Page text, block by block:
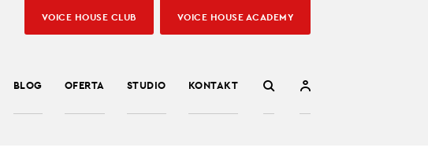
BLOG OFERTA STUDIO KONTAKT
VOICE HOUSE CLUB VOICE HOUSE ACADEMY